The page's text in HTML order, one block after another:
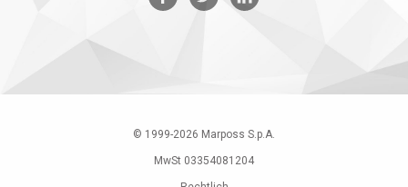
© 1999-2026 Marposs S.p.A.
MwSt 03354081204